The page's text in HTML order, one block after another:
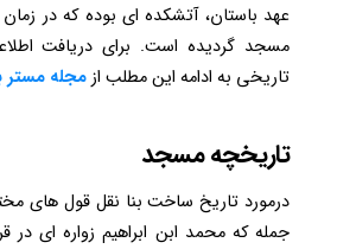
عهد باستان، آتشکده ای بوده که در
مسجد گردیده است. برای دریافت
تاریخی به ادامه این مطلب ازمجله مستر
تاریخچه مسجد
درمورد تاریخ ساخت بنا نقل قول های
جمله که محمد ابن ابراهیم زواره ای